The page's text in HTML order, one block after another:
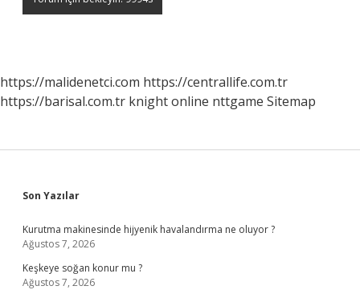
https://malidenetci.com https://centrallife.com.tr
https://barisal.com.tr knight online nttgame Sitemap
Sidebar
Son Yazılar
Kurutma makinesinde hijyenik havalandırma ne oluyor ?
Ağustos 7, 2026
Keşkeye soğan konur mu ?
Ağustos 7, 2026